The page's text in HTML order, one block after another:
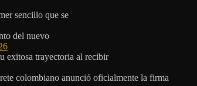
sencillo que se
del nuevo
exitosa trayectoria al recibir
colombiano anunció oficialmente la firma